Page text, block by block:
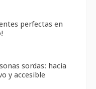
perfectas en
sordas: hacia
y accesible